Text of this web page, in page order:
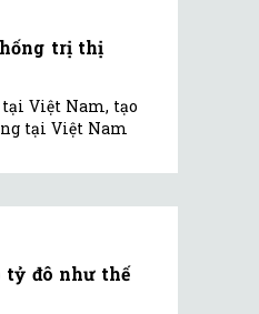
trị thị
Việt Nam, tạo
tại Việt Nam
tỷ đô như thế